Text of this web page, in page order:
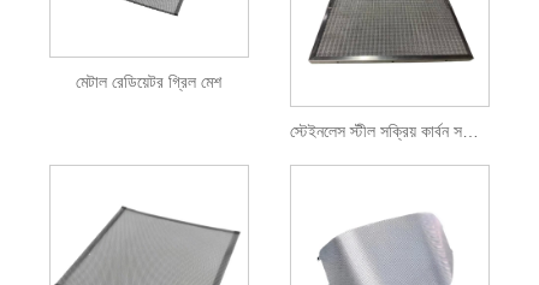
মেটাল রেডিয়েটর গ্রিল মেশ